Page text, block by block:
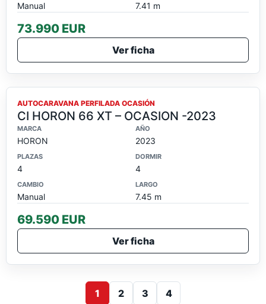
Manual 7.41 m
73.990 EUR
Ver ficha
OCASION
AUTOCARAVANA PERFILADA OCASIÓN
CI HORON 66 XT – OCASION -2023
MARCA
HORON
AÑO
2023
PLAZAS
4
DORMIR
4
CAMBIO
Manual
LARGO
7.45 m
69.590 EUR
Ver ficha
1 2 3 4